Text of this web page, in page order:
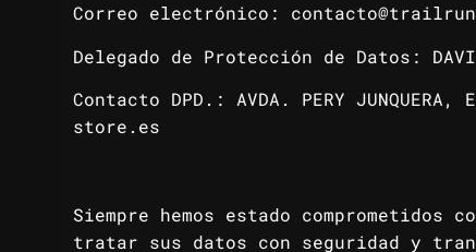
Correo electrónico:
Delegado de Protección de Datos: DAVID
Contacto DPD.: AVDA. PERY
store.es
Siempre hemos estado
tratar sus datos con seguridad y